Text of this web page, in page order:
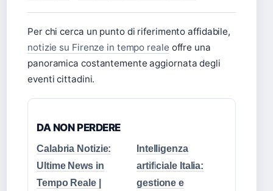
Per chi cerca un punto di riferimento affidabile,
notizie su Firenze in tempo reale offre una
panoramica costantemente aggiornata degli
eventi cittadini.
DA NON PERDERE
Calabria Notizie:
Ultime News in
Tempo Reale |
Intelligenza
artificiale Italia:
gestione e